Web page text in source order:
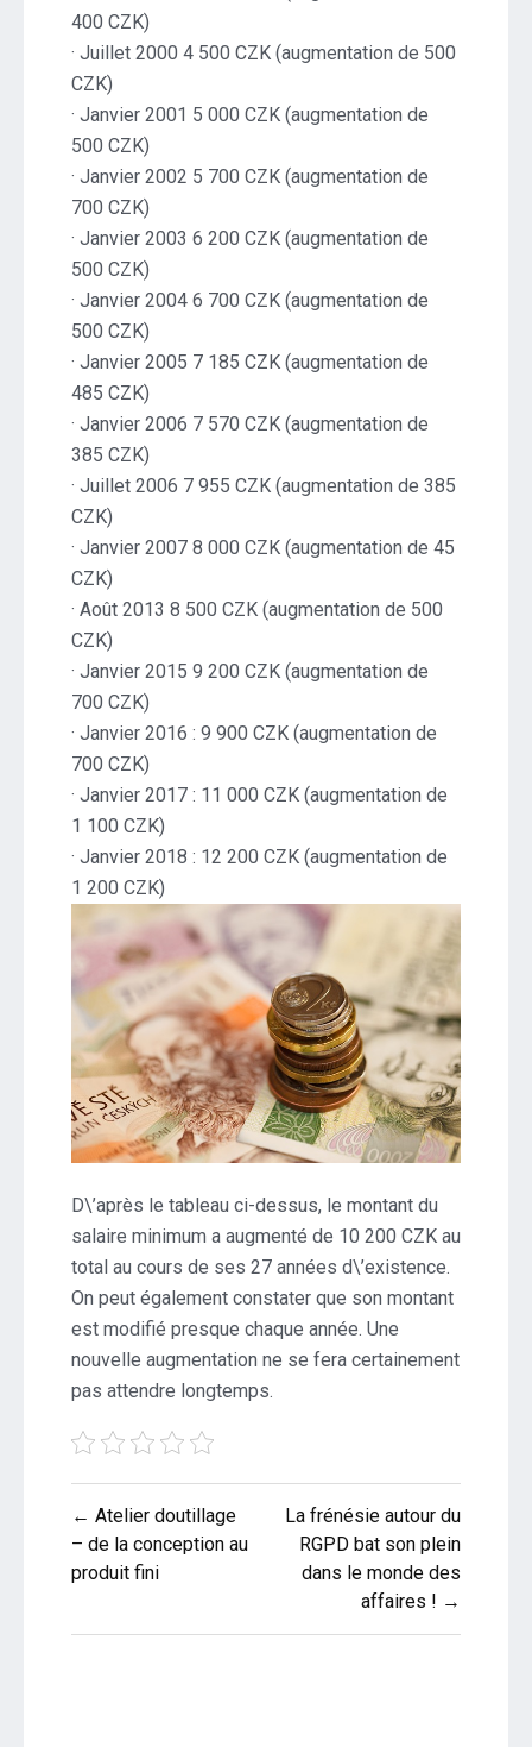
400 CZK)
· Juillet 2000 4 500 CZK (augmentation de 500
CZK)
· Janvier 2001 5 000 CZK (augmentation de
500 CZK)
· Janvier 2002 5 700 CZK (augmentation de
700 CZK)
· Janvier 2003 6 200 CZK (augmentation de
500 CZK)
· Janvier 2004 6 700 CZK (augmentation de
500 CZK)
· Janvier 2005 7 185 CZK (augmentation de
485 CZK)
· Janvier 2006 7 570 CZK (augmentation de
385 CZK)
· Juillet 2006 7 955 CZK (augmentation de 385
CZK)
· Janvier 2007 8 000 CZK (augmentation de 45
CZK)
· Août 2013 8 500 CZK (augmentation de 500
CZK)
· Janvier 2015 9 200 CZK (augmentation de
700 CZK)
· Janvier 2016 : 9 900 CZK (augmentation de
700 CZK)
· Janvier 2017 : 11 000 CZK (augmentation de
1 100 CZK)
· Janvier 2018 : 12 200 CZK (augmentation de
1 200 CZK)
D\’après le tableau ci-dessus, le montant du
salaire minimum a augmenté de 10 200 CZK au
total au cours de ses 27 années d\’existence.
On peut également constater que son montant
est modifié presque chaque année. Une
nouvelle augmentation ne se fera certainement
pas attendre longtemps.
Post
navigation
← Atelier doutillage
– de la conception au
produit fini
La frénésie autour du
RGPD bat son plein
dans le monde des
affaires ! →